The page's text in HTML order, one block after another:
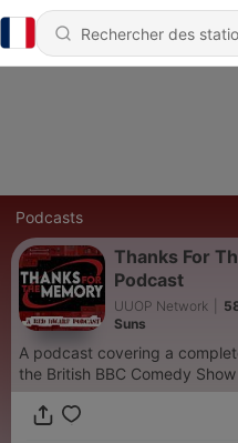
Podcasts
Thanks For
Podcast
UUOP Network
Suns
A podcast covering a
the British BBC Comedy